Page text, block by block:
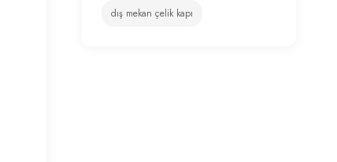
dış mekan çelik kapı